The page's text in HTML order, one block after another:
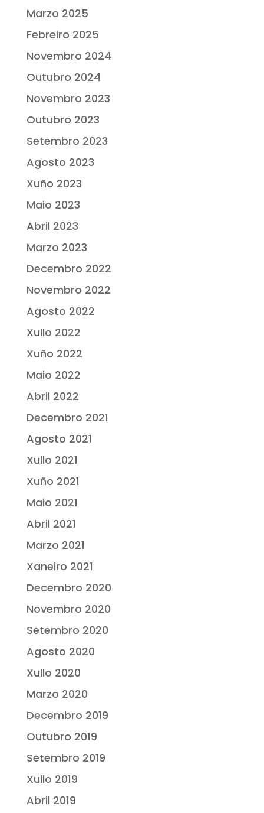
Marzo 2025
Febreiro 2025
Novembro 2024
Outubro 2024
Novembro 2023
Outubro 2023
Setembro 2023
Agosto 2023
Xuño 2023
Maio 2023
Abril 2023
Marzo 2023
Decembro 2022
Novembro 2022
Agosto 2022
Xullo 2022
Xuño 2022
Maio 2022
Abril 2022
Decembro 2021
Agosto 2021
Xullo 2021
Xuño 2021
Maio 2021
Abril 2021
Marzo 2021
Xaneiro 2021
Decembro 2020
Novembro 2020
Setembro 2020
Agosto 2020
Xullo 2020
Marzo 2020
Decembro 2019
Outubro 2019
Setembro 2019
Xullo 2019
Abril 2019